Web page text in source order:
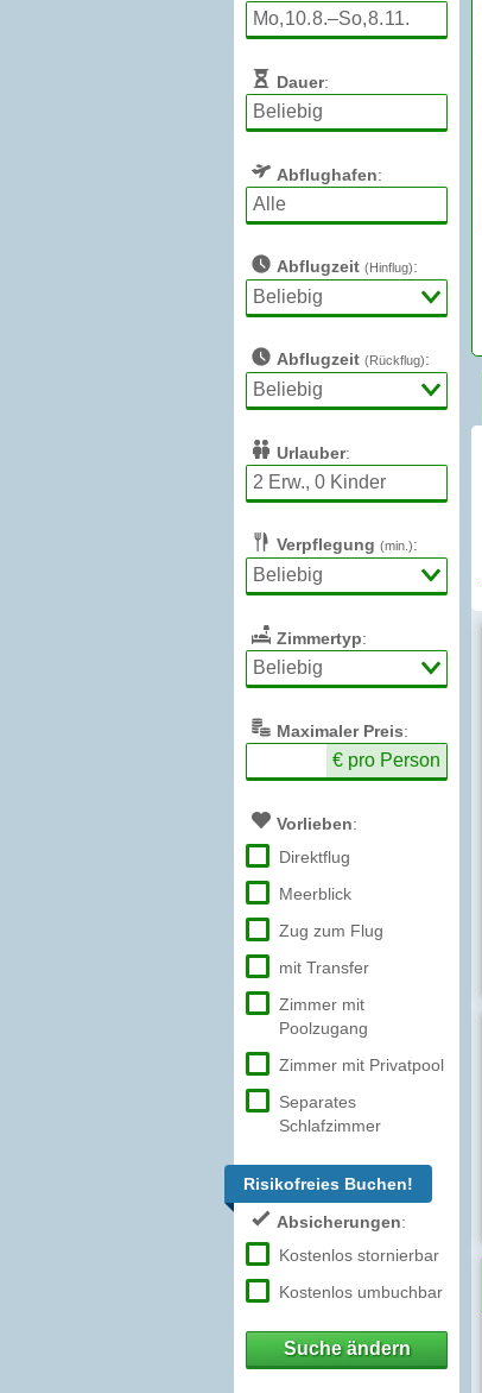
Dauer:
Abflughafen:
Abflugzeit (Hinflug):
Abflugzeit (Rückflug):
Urlauber:
Verpflegung (min.):
Zimmertyp:
Maximaler Preis:
€ pro Person
Vorlieben:
Direktflug
Meerblick
Zug zum Flug
mit Transfer
Zimmer mit
Poolzugang
Zimmer mit Privatpool
Separates
Schlafzimmer
Risikofreies Buchen!
Absicherungen:
Kostenlos stornierbar
Kostenlos umbuchbar
Suche ändern